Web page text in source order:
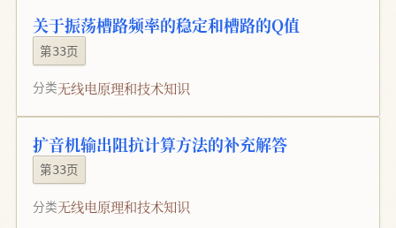
关于振荡槽路频率的稳定和槽路的Q值
第33页
分类无线电原理和技术知识
扩音机输出阻抗计算方法的补充解答
第33页
分类无线电原理和技术知识